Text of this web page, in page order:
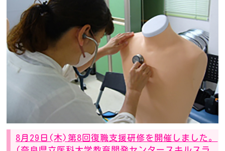
8月29日(木)第8回復職支援研修を開催しました。